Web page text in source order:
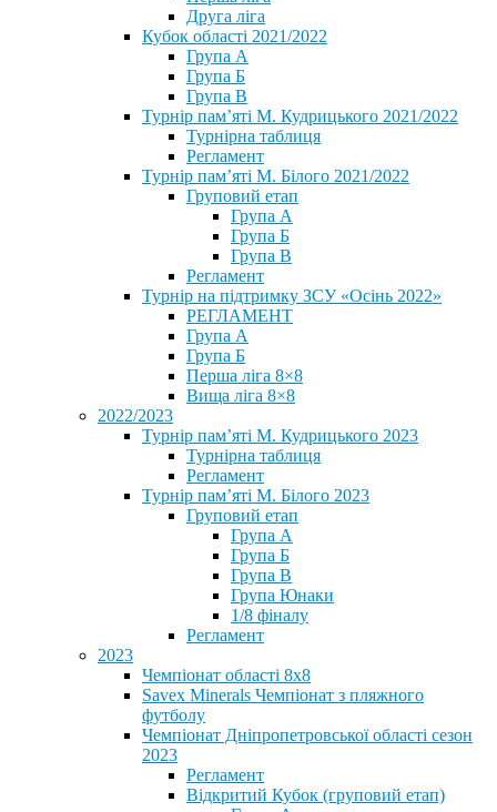
Друга ліга
Кубок області 2021/2022
Група А
Група Б
Група В
Турнір пам’яті М. Кудрицького 2021/2022
Турнірна таблиця
Регламент
Турнір пам’яті М. Білого 2021/2022
Груповий етап
Група А
Група Б
Група В
Регламент
Турнір на підтримку ЗСУ «Осінь 2022»
РЕГЛАМЕНТ
Група А
Група Б
Перша ліга 8×8
Вища ліга 8×8
2022/2023
Турнір пам’яті М. Кудрицького 2023
Турнірна таблиця
Регламент
Турнір пам’яті М. Білого 2023
Груповий етап
Група А
Група Б
Група В
Група Юнаки
1/8 фіналу
Регламент
2023
Чемпіонат області 8х8
Savex Minerals Чемпіонат з пляжного
футболу
Чемпіонат Дніпропетровської області сезон
2023
Регламент
Відкритий Кубок (груповий етап)